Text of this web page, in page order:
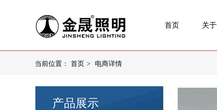
首页 关
当前位置： 首页 > 电商详情
产品展示